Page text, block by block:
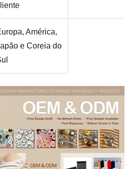
América,
e Coreia do